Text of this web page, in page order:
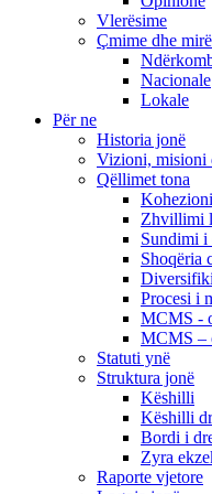
Vlerësime
Çmime dhe
Nacionale
Lokale
Për ne
Historia jonë
Vizioni, misioni
Qëllimet tona
Zhvillimi
Sundimi i
Shoqëria
Procesi i
MCMS -
MCMS –
Statuti ynë
Struktura jonë
Këshilli
Këshilli
Bordi i
Zyra
Raporte vjetore